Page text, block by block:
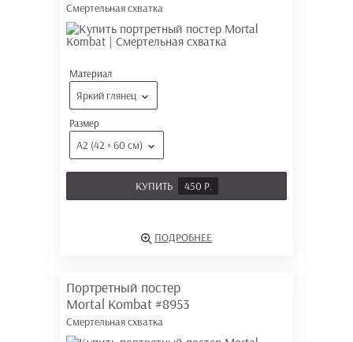
Смертельная схватка
Материал
Яркий глянец
Размер
А2 (42 × 60 см)
КУПИТЬ 450 Р.
ПОДРОБНЕЕ
Портретный постер
Mortal Kombat #8953
Смертельная схватка